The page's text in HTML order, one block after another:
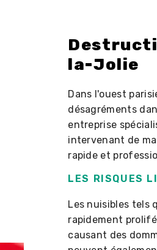
la-Jolie
Dans l'ouest
désagréments
entreprise
intervenant de
rapide et
LES RISQUES
Les nuisibles tels
rapidement
causant des